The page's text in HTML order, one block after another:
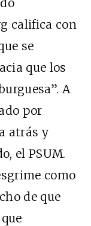
califica con
se
que los
A
por
atrás y
el PSUM.
como
de que